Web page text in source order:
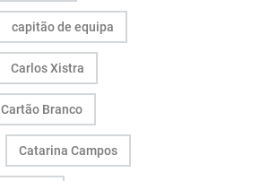
capitão de equipa
Carlos Xistra
Cartão Branco
Catarina Campos